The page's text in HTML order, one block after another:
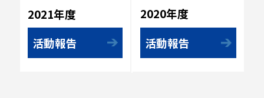
2021年度
活動報告
2020年度
活動報告